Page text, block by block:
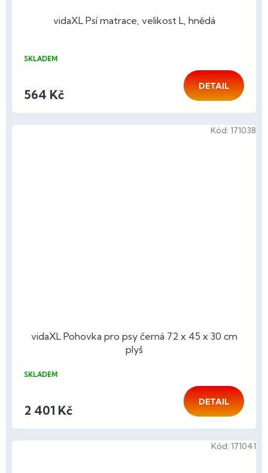
vidaXL Psí matrace, velikost L, hnědá
SKLADEM
564 Kč
DETAIL
vidaXL Pohovka pro psy černá 72 x 45 x 30 cm
plyš
SKLADEM
2 401 Kč
DETAIL
Kód: 171038
Kód: 171041